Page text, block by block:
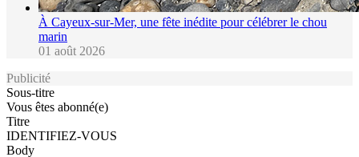
À Cayeux-sur-Mer, une fête inédite pour célébrer le chou
marin
01 août 2026
Publicité
Sous-titre
Vous êtes abonné(e)
Titre
IDENTIFIEZ-VOUS
Body